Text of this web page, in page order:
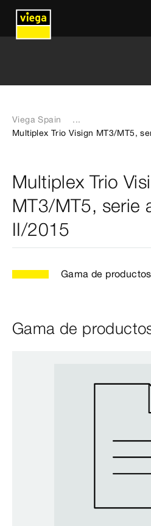
Viega Spain
...
Multiplex Trio Visign MT3/MT5,
Multiplex Trio
MT3/MT5, serie
II/2015
Gama de productos
Gama de